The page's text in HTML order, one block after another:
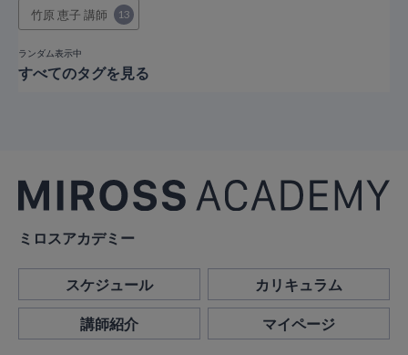
竹原 恵子 講師 13
ランダム表示中
すべてのタグを見る
ミロスアカデミー
スケジュール カリキュラム
講師紹介 マイページ